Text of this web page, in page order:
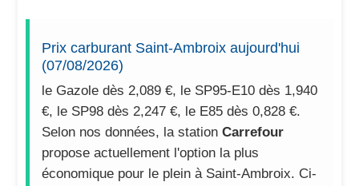
Prix carburant Saint-Ambroix aujourd'hui
(07/08/2026)
le Gazole dès 2,089 €, le SP95-E10 dès 1,940
€, le SP98 dès 2,247 €, le E85 dès 0,828 €.
Selon nos données, la stationCarrefour
propose actuellement l'option la plus
économique pour le plein à Saint-Ambroix. Ci-